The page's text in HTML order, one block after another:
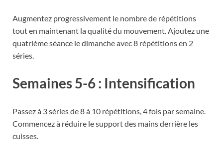
Augmentez progressivement le nombre de répétitions
tout en maintenant la qualité du mouvement. Ajoutez une
quatrième séance le dimanche avec 8 répétitions en 2
séries.
Semaines 5-6 : Intensification
Passez à 3 séries de 8 à 10 répétitions, 4 fois par semaine.
Commencez à réduire le support des mains derrière les
cuisses.